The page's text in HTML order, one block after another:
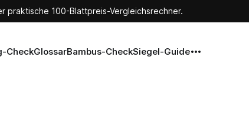
praktische 100-Blattpreis-Vergleichsrechner.
CheckGlossarBambus-CheckSiegel-Guide